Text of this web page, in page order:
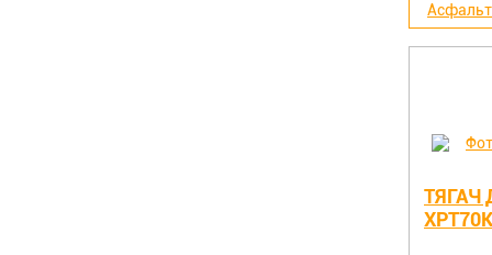
ТЯГАЧ
XPT70K